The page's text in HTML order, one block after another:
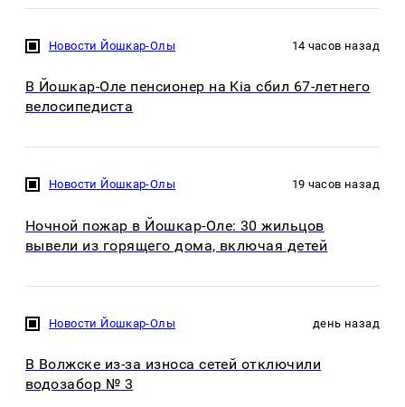
Новости Йошкар-Олы 14 часов назад
В Йошкар-Оле пенсионер на Kia сбил 67-летнего
велосипедиста
Новости Йошкар-Олы 19 часов назад
Ночной пожар в Йошкар-Оле: 30 жильцов
вывели из горящего дома, включая детей
Новости Йошкар-Олы день назад
В Волжске из-за износа сетей отключили
водозабор № 3